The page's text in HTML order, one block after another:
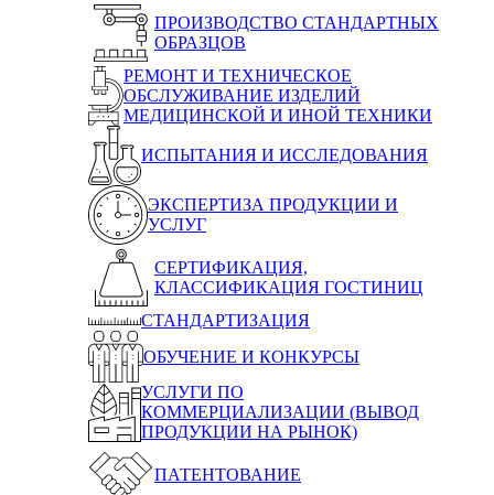
ПРОИЗВОДСТВО СТАНДАРТНЫХ
ОБРАЗЦОВ
РЕМОНТ И ТЕХНИЧЕСКОЕ
ОБСЛУЖИВАНИЕ ИЗДЕЛИЙ
МЕДИЦИНСКОЙ И ИНОЙ ТЕХНИКИ
ИСПЫТАНИЯ И ИССЛЕДОВАНИЯ
ЭКСПЕРТИЗА ПРОДУКЦИИ И
УСЛУГ
СЕРТИФИКАЦИЯ,
КЛАССИФИКАЦИЯ ГОСТИНИЦ
СТАНДАРТИЗАЦИЯ
ОБУЧЕНИЕ И КОНКУРСЫ
УСЛУГИ ПО
КОММЕРЦИАЛИЗАЦИИ (ВЫВОД
ПРОДУКЦИИ НА РЫНОК)
ПАТЕНТОВАНИЕ